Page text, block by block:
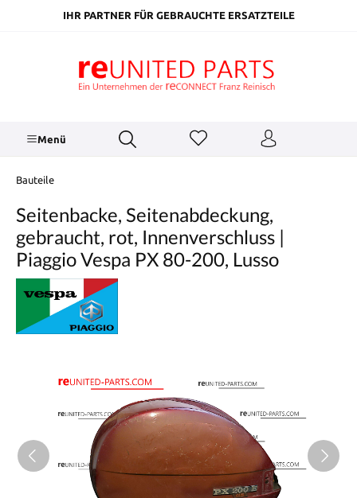
springenIHR PARTNER FÜR GEBRAUCHTE ERSATZTEILE
Menü
Bauteile
Seitenbacke, Seitenabdeckung,
gebraucht, rot, Innenverschluss |
Piaggio Vespa PX 80-200, Lusso